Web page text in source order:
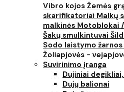
Vibro kojos Žemės
skarifikatoriai Malkų
malkinės Motoblokai
Šakų smulkintuvai
Sodo laistymo žarnos
Žoliapjovės -
Suvirinimo įranga
Dujiniai
Dujų balionai